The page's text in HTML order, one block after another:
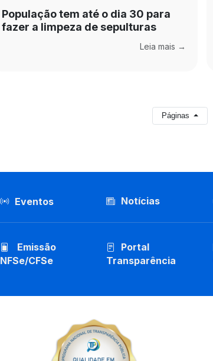
População tem até o dia 30 para
fazer a limpeza de sepulturas
Leia mais →
Páginas
Eventos Notícias
Emissão
NFSe/CFSe
Portal
Transparência